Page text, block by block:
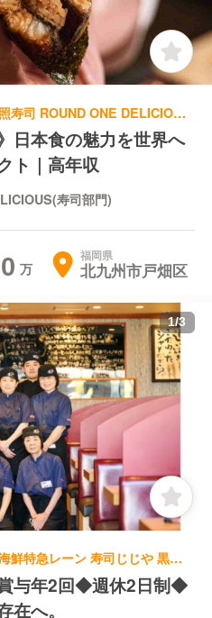
寿司・鮨 | キッチンスタッフ | 照寿司 ROUND ONE DELICIOUS(寿司部門)
日本食の魅力を世界へ
ト｜高年収
寿司部門)
福岡県
北九州市戸畑区
1/3
寿司・鮨 | キッチンスタッフ | 海鮮特急レーン 寿司じじや 黒崎店
賞与年2回◆週休2日制◆
へ。